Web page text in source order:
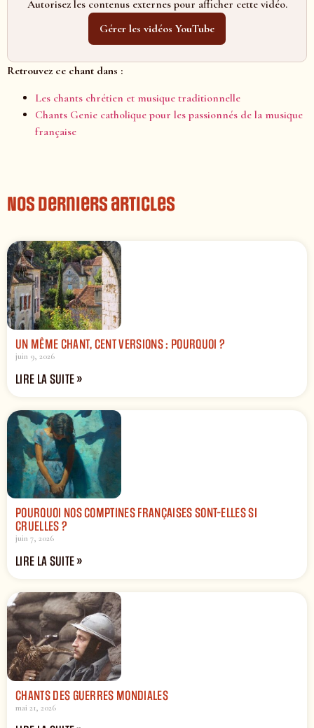
Autorisez les contenus externes pour afficher cette vidéo.
Gérer les vidéos YouTube
Retrouvez ce chant dans :
Les chants chrétien et musique traditionnelle
Chants Genie catholique pour les passionnés de la musique
française
Nos derniers articles
UN MÊME CHANT, CENT VERSIONS : POURQUOI ?
juin 9, 2026
LIRE LA SUITE »
POURQUOI NOS COMPTINES FRANÇAISES SONT-ELLES SI
CRUELLES ?
juin 7, 2026
LIRE LA SUITE »
CHANTS DES GUERRES MONDIALES
mai 21, 2026